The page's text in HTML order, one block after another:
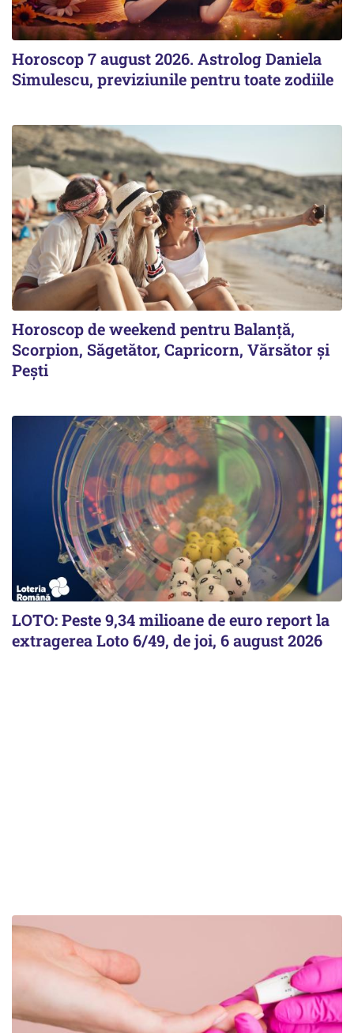
Horoscop 7 august 2026. Astrolog Daniela
Simulescu, previziunile pentru toate zodiile
Horoscop de weekend pentru Balanță,
Scorpion, Săgetător, Capricorn, Vărsător și
Pești
LOTO: Peste 9,34 milioane de euro report la
extragerea Loto 6/49, de joi, 6 august 2026